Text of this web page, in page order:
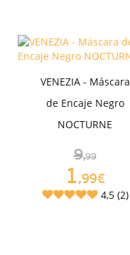
VENEZIA - Máscara
de Encaje Negro
NOCTURNE
9,99
1,99€
4,5 (2)